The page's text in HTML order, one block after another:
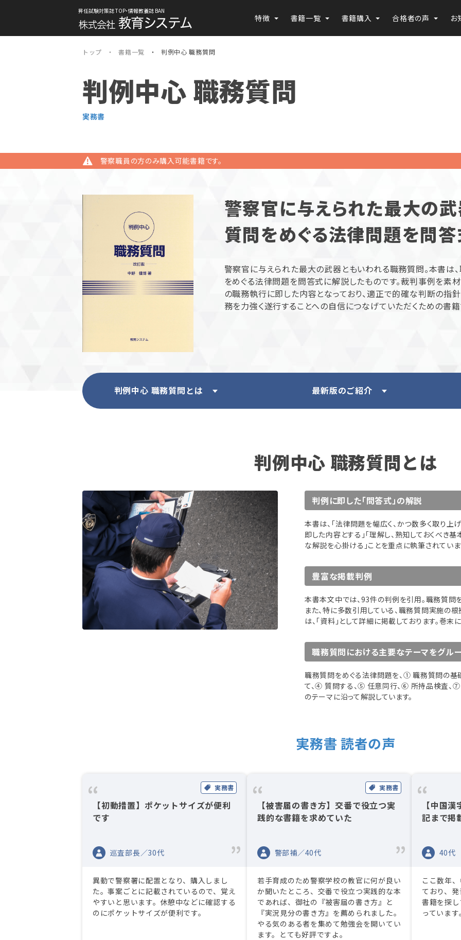
昇任試験対策誌 TOP・情報教養誌 BAN
特徴 書籍一覧 書籍購入 合格者の声 お
トップ 書籍一覧 判例中心 職務質問
判例中心 職務質問
実務書
警察職員の方のみ購入可能書籍です。
警察官に与えられた最大の
質問をめぐる法律問題を問答
警察官に与えられた最大の武器ともいわれる職務質問。本書は
をめぐる法律問題を問答式に解説したものです。裁判事例を素材
の職務執行に即した内容となっており、適正で的確な判断の指針
務を力強く遂行することへの自信につなげていただくための書籍
判例中心 職務質問とは 最新版のご紹介
判例中心 職務質問とは
判例に即した「問答式」の解説
本書は、「法律問題を幅広く、かつ数多く取り上
即した内容とする」「理解し、熟知しておくべき
な解説を心掛ける」ことを重点に執筆されていま
豊富な掲載判例
本書本文中では、93件の判例を引用。職務質問
また、特に多数引用している、職務質問実施の
は、「資料」として詳細に掲載しております。巻末
職務質問における主要なテーマをグル
職務質問をめぐる法律問題を、① 職務質問の
て、④ 質問する、⑤ 任意同行、⑥ 所持品検査、
のテーマに沿って解説しています。
実務書 読者の声
実務書
【初動措置】ポケットサイズが便利
です
巡査部長／30代
異動で警察署に配置となり、購入しまし
た。事案ごとに記載されているので、覚え
やすいと思います。休憩中などに確認する
のにポケットサイズが便利です。
実務書
【被害届の書き方】交番で役立つ実
践的な書籍を求めていた
警部補／40代
若手育成のため警察学校の教官に何が良い
か聞いたところ、交番で役立つ実践的な本
であれば、御社の『被害届の書き方』と
『実況見分の書き方』を薦められました。
やる気のある者を集めて勉強会を開いてい
ます。とても好評ですよ。
【中国
記まで掲
40代
ここ数年
ており、
書籍を探
っています。